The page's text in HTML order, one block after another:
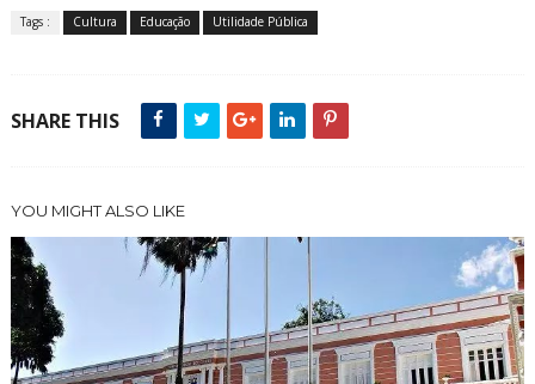
Tags : Cultura Educação Utilidade Pública
SHARE THIS
YOU MIGHT ALSO LIKE